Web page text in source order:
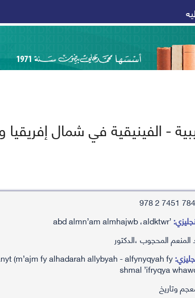
- الفينيقية في شمال
’abd almn’am almhajwb ،aldktwr
المنعم المحجوب ،الدكتور
(m’ajm fy alhadarah allybyah - alfynyqyah fy
shmal ’ifryqya
وتاريخ